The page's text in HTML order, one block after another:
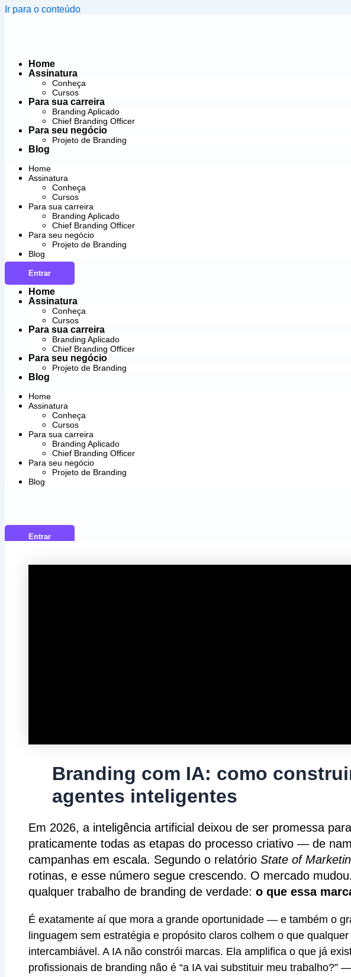
Ir para o conteúdo
Home
Assinatura
Conheça
Cursos
Para sua carreira
Branding Aplicado
Chief Branding Officer
Para seu negócio
Projeto de Branding
Blog
Home
Assinatura
Conheça
Cursos
Para sua carreira
Branding Aplicado
Chief Branding Officer
Para seu negócio
Projeto de Branding
Blog
Entrar
Home
Assinatura
Conheça
Cursos
Para sua carreira
Branding Aplicado
Chief Branding Officer
Para seu negócio
Projeto de Branding
Blog
Home
Assinatura
Conheça
Cursos
Para sua carreira
Branding Aplicado
Chief Branding Officer
Para seu negócio
Projeto de Branding
Blog
Entrar
Branding com IA: como
agentes inteligentes
Em 2026, a inteligência artificial deixou de ser promessa
praticamente todas as etapas do processo criativo — de
campanhas em escala. Segundo o relatório State of
rotinas, e esse número segue crescendo. O mercado
qualquer trabalho de branding de verdade: o que essa
É exatamente aí que mora a grande oportunidade — e também o
linguagem sem estratégia e propósito claros colhem o que
intercambiável. A IA não constrói marcas. Ela amplifica o que já
profissionais de branding não é “a IA vai substituir meu